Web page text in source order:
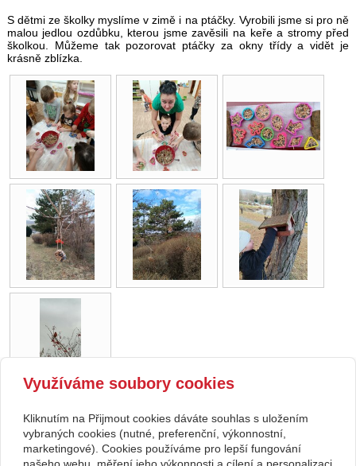
S dětmi ze školky myslíme v zimě i na ptáčky. Vyrobili jsme si pro ně
malou jedlou ozdůbku, kterou jsme zavěsili na keře a stromy před
školkou. Můžeme tak pozorovat ptáčky za okny třídy a vidět je
krásně zblízka.
Copyright © 2026 Základní škola, Korytná, okres Uherské Hradiště, příspěvková
Využíváme soubory cookies
Kliknutím na Přijmout cookies dáváte souhlas s uložením
vybraných cookies (nutné, preferenční, výkonnostní,
marketingové). Cookies používáme pro lepší fungování